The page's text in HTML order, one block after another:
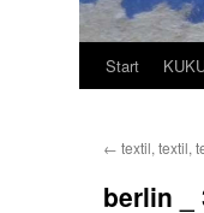
Zum
springen
Start
← textil, textil,
berlin _